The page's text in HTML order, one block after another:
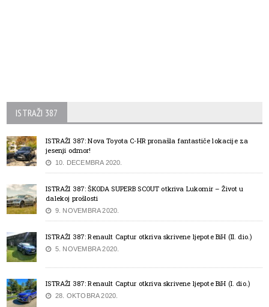
ISTRAŽI 387
ISTRAŽI 387: Nova Toyota C-HR pronašla fantastiče lokacije za
jesenji odmor!
10. DECEMBRA 2020.
ISTRAŽI 387: ŠKODA SUPERB SCOUT otkriva Lukomir – Život u
dalekoj prošlosti
9. NOVEMBRA 2020.
ISTRAŽI 387: Renault Captur otkriva skrivene ljepote BiH (II. dio.)
5. NOVEMBRA 2020.
ISTRAŽI 387: Renault Captur otkriva skrivene ljepote BiH (I. dio.)
28. OKTOBRA 2020.